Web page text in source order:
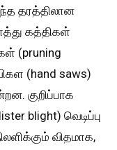
தரத்திலான
கத்திகள்
(pruning
(hand saws)
குறிப்பாக
blight) வெடிப்பு
விதமாக,